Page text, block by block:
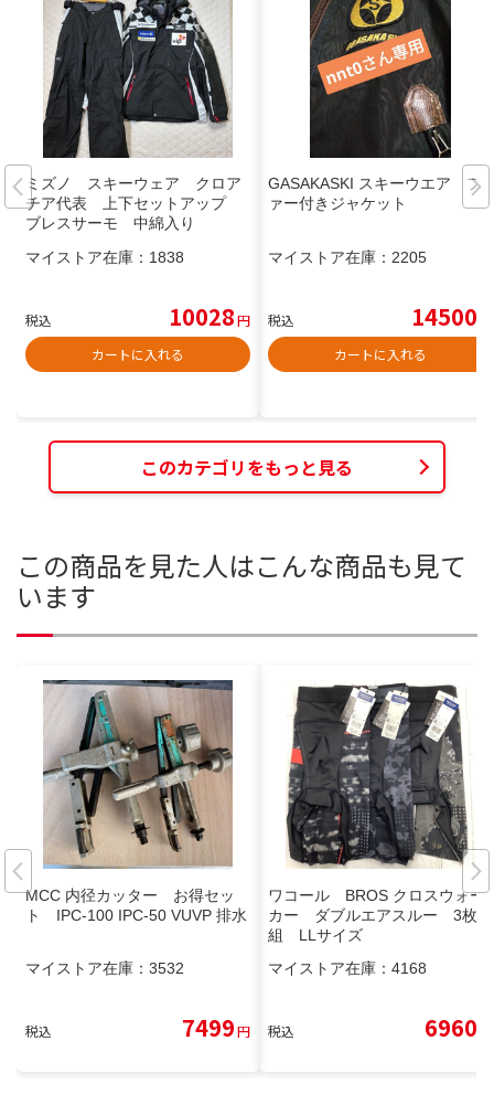
ミズノ スキーウェア クロア
チア代表 上下セットアップ
ブレスサーモ 中綿入り
マイストア在庫： 1838
税込 10028円
カートに入れる
GASAKASKI スキーウエア フ
ァー付きジャケット
マイストア在庫： 2205
税込 14500
カートに入れる
このカテゴリをもっと見る
この商品を見た人はこんな商品も見て
います
MCC 内径カッター お得セッ
ト IPC-100 IPC-50 VUVP 排水
マイストア在庫： 3532
税込 7499円
ワコール BROS クロスウォー
カー ダブルエアスルー 3枚
組 LLサイズ
マイストア在庫： 4168
税込 6960